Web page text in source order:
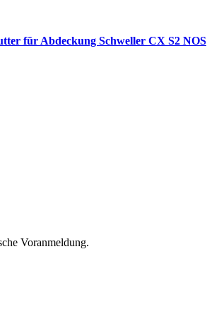
für Abdeckung Schweller CX S2 NOS
Voranmeldung.